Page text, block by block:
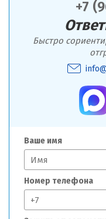
+7
Быстро
Ваше имя
Номер телефона